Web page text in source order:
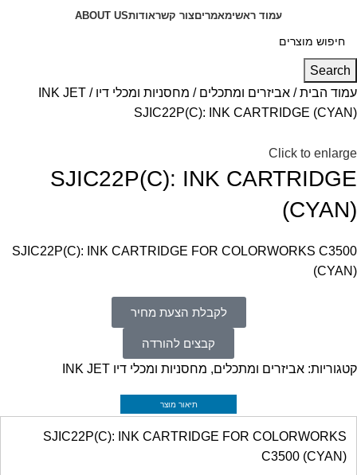
עמוד ראשימאמריםצור קשראודותABOUT US
Search
עמוד הבית אביזרים ומתכלים מחסניות ומכלי דיו INK JET
SJIC22P(C): INK CARTRIDGE (CYAN)
Click to enlarge
SJIC22P(C): INK CARTRIDGE
(CYAN)
SJIC22P(C): INK CARTRIDGE FOR COLORWORKS C3500
(CYAN)
לקבלת הצעת מחיר
קבצים להורדה
קטגוריות: אביזרים ומתכלים, מחסניות ומכלי דיו INK JET
תיאור מוצר
SJIC22P(C): INK CARTRIDGE FOR COLORWORKS
C3500 (CYAN)